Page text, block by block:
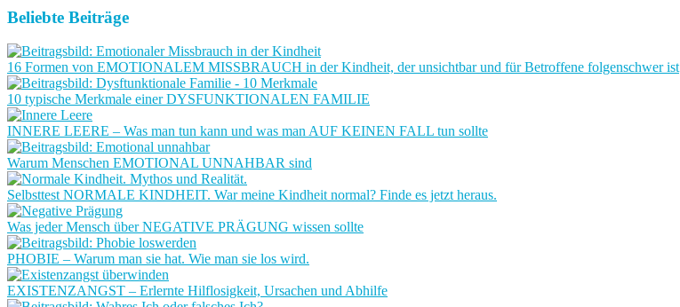
Beliebte Beiträge
16 Formen von EMOTIONALEM MISSBRAUCH in der Kindheit, der unsichtbar und für Betroffene folgenschwer ist
10 typische Merkmale einer DYSFUNKTIONALEN FAMILIE
INNERE LEERE – Was man tun kann und was man AUF KEINEN FALL tun sollte
Warum Menschen EMOTIONAL UNNAHBAR sind
Selbsttest NORMALE KINDHEIT. War meine Kindheit normal? Finde es jetzt heraus.
Was jeder Mensch über NEGATIVE PRÄGUNG wissen sollte
PHOBIE – Warum man sie hat. Wie man sie los wird.
EXISTENZANGST – Erlernte Hilflosigkeit, Ursachen und Abhilfe